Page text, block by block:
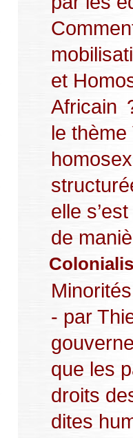
et
Africain
le thème
elle
de
- par
que les
droits
dites